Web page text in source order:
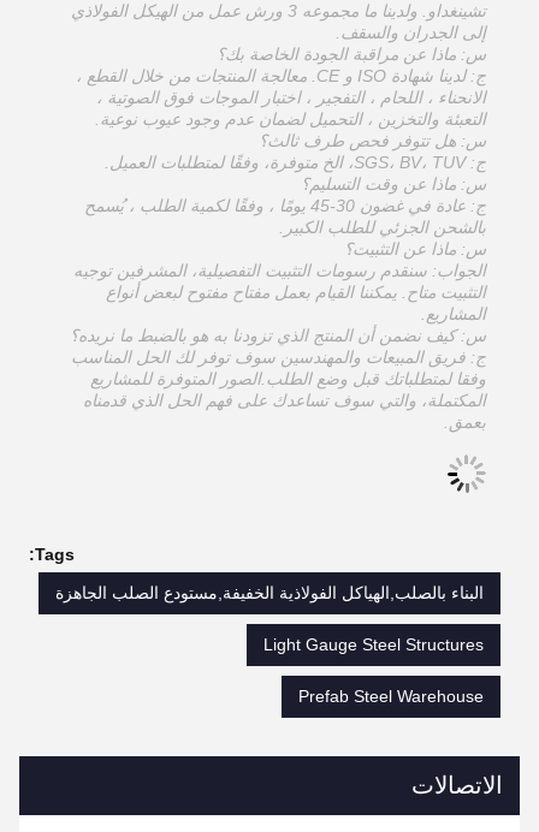
تشينغداو. ولدينا ما مجموعه 3 ورش عمل من الهيكل الفولاذي
إلى الجدران والسقف.
س: ماذا عن مراقبة الجودة الخاصة بك؟
ج: لدينا شهادة ISO و CE. معالجة المنتجات من خلال القطع ،
الانحناء ، اللحام ، التفجير ، اختبار الموجات فوق الصوتية ،
التعبئة والتخزين ، التحميل لضمان عدم وجود عيوب نوعية.
س: هل تتوفر فحص طرف ثالث؟
ج: SGS، BV، TUV، الخ متوفرة، وفقًا لمتطلبات العميل.
س: ماذا عن وقت التسليم؟
ج: عادة في غضون 30-45 يومًا ، وفقًا لكمية الطلب ، يُسمح
بالشحن الجزئي للطلب الكبير.
س: ماذا عن التثبيت؟
الجواب: سنقدم رسومات التثبيت التفصيلية، المشرفين توجيه
التثبيت متاح. يمكننا القيام بعمل مفتاح مفتوح لبعض أنواع
المشاريع.
س: كيف نضمن أن المنتج الذي تزودنا به هو بالضبط ما نريده؟
ج: فريق المبيعات والمهندسين سوف توفر لك الحل المناسب
وفقا لمتطلباتك قبل وضع الطلب.الصور المتوفرة للمشاريع
المكتملة، والتي سوف تساعدك على فهم الحل الذي قدمناه
بعمق.
Tags:
البناء بالصلب,الهياكل الفولاذية الخفيفة,مستودع الصلب الجاهزة
Light Gauge Steel Structures
Prefab Steel Warehouse
الاتصالات